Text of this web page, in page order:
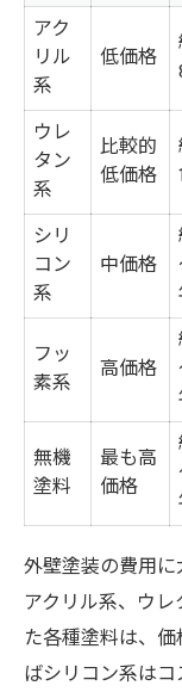
アク
リル
系
低価格
ウレ
タン
系
比較的
低価格
シリ
コン
系
中価格
フッ
素系
高価格
無機
塗料
最も高
価格
外壁塗装の費用に
アクリル系、ウ
た各種塗料は、
ばシリコン系は